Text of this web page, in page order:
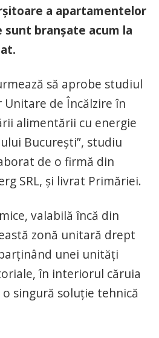
a apartamentelor
sunt branşate acum la
să aprobe studiul
Unitare de Încălzire în
alimentării cu energie
Bucureşti”, studiu
de o firmă din
SRL, şi livrat Primăriei.
valabilă încă din
zonă unitară drept
unei unități
în interiorul căruia
singură soluție tehnică